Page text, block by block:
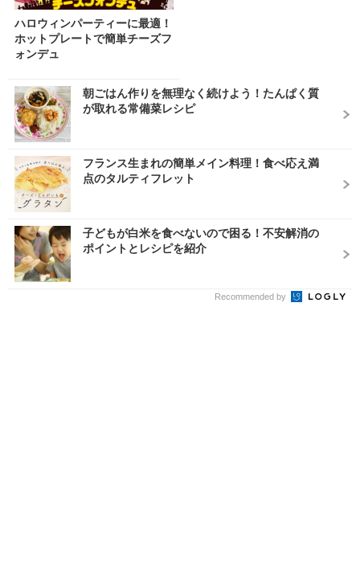
ハロウィンパーティーに最適！
ホットプレートで簡単チーズフ
ォンデュ
朝ごはん作りを無理なく続けよう！たんぱく質
が取れる常備菜レシピ
フランス生まれの簡単メイン料理！食べ応え満
点のタルティフレット
子どもが白米を食べないので困る！不安解消の
ポイントとレシピを紹介
Recommended by